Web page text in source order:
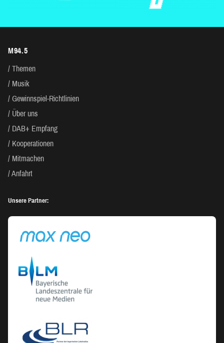
M94.5
Themen
Musik
Gewinnspiel-Richtlinien
Über uns
DAB+ Empfang
Kooperationen
Mitmachen
Anfahrt
Unsere Partner: